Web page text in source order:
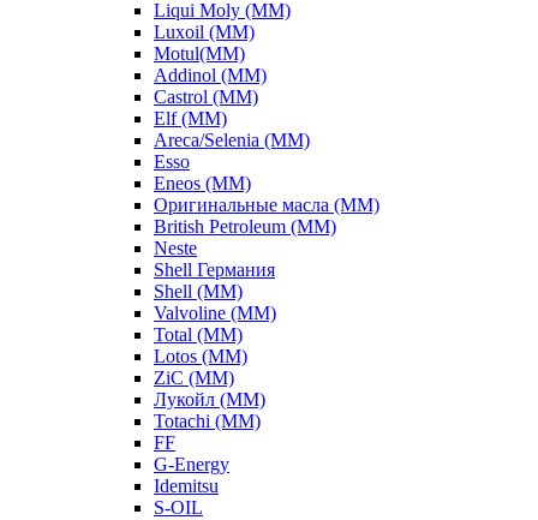
Liqui Moly (ММ)
Luxoil (ММ)
Motul(ММ)
Addinol (ММ)
Castrol (ММ)
Elf (ММ)
Areca/Selenia (ММ)
Esso
Eneos (ММ)
Оригинальные масла (ММ)
British Petroleum (ММ)
Neste
Shell Германия
Shell (ММ)
Valvoline (ММ)
Total (ММ)
Lotos (ММ)
ZiC (ММ)
Лукойл (ММ)
Totachi (MM)
FF
G-Energy
Idemitsu
S-OIL